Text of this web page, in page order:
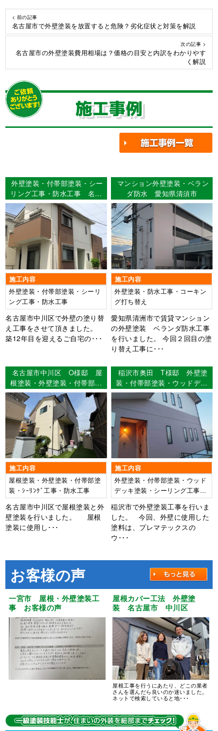
< 前の記事
名古屋市で外壁塗装を放置すると危険？劣化症状と対策を解説
次の記事 >
名古屋市の外壁塗装費用相場は？価格の目安と内訳をわかりやす
く解説
施工事例
外壁塗装・付帯部塗装・シー
リング工事・防水工事 名古
屋市中川区 Ｋ様邸
施工内容
外壁塗装・付帯部塗装・シーリ
ング工事・防水工事
名古屋市中川区で外壁の塗り替
え工事をさせて頂きました。
築12年目を迎えるご自宅の･･･
マンション外壁塗装・ベラン
ダ防水 愛知県清須市
施工内容
外壁塗装・防水工事・コーキン
グ打ち替え
愛知県清洲市で賃貸マンション
の外壁塗装 ベランダ防水工事
を行いました。 今回２回目の塗
り替え工事に･･･
名古屋市中川区 O様邸 屋
根塗装・外壁塗装・付帯部塗
装・ｼｰﾘﾝｸﾞ工事・防水工事
【使用塗料】屋根：超低汚染
ﾘﾌｧｲﾝ500無機-IR 外壁：超
低汚染ﾘﾌｧｲﾝ弾性1000MS-IR
施工内容
屋根塗装・外壁塗装・付帯部塗
装・ｼｰﾘﾝｸﾞ工事・防水工事
名古屋市中川区で屋根塗装と外
壁塗装を行いました。 屋根
塗装に使用し･･･
稲沢市奥田 T様邸 外壁塗
装・付帯部塗装・ウッドデッ
キ塗装・シーリング工事・漆
喰工事 【使用塗料】外壁：
ウルトラSi
施工内容
外壁塗装・付帯部塗装・ウッド
デッキ塗装・シーリング工事・
漆喰工事
稲沢市で外壁塗装工事を行いま
した。 今回、外壁に使用した
塗料は、プレマテックスの
ウ･･･
お客様の声
一宮市 屋根・外壁塗装工
事 お客様の声
屋根カバー工法 外壁塗
装 名古屋市 中川区
屋根工事を行うにあたり、どこの業者
さんを選んだら良いのか迷いました。
ネットで検索していると地･･･